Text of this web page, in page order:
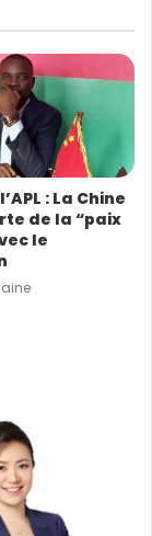
: La Chine
de la “paix
le